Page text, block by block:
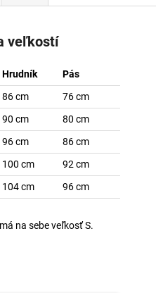
veľkostí
Hrudník
Pás
86 cm
76 cm
90 cm
80 cm
96 cm
86 cm
100 cm
92 cm
104 cm 96 cm
na sebe veľkosť S.